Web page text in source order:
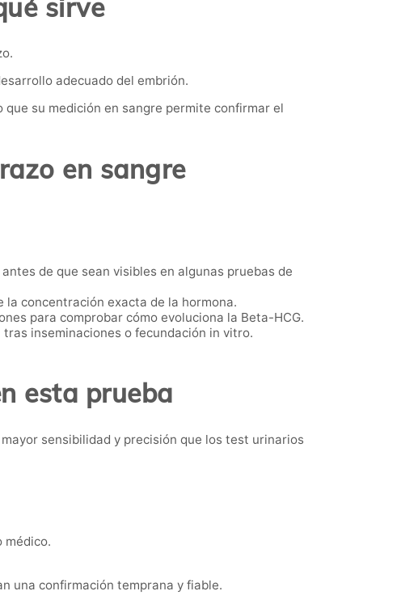
sirve
adecuado del embrión.
su medición en sangre permite confirmar el
en sangre
de que sean visibles en algunas pruebas de
concentración exacta de la hormona.
para comprobar cómo evoluciona la Beta-HCG.
inseminaciones o fecundación in vitro.
esta prueba
sensibilidad y precisión que los test urinarios
médico.
una confirmación temprana y fiable.